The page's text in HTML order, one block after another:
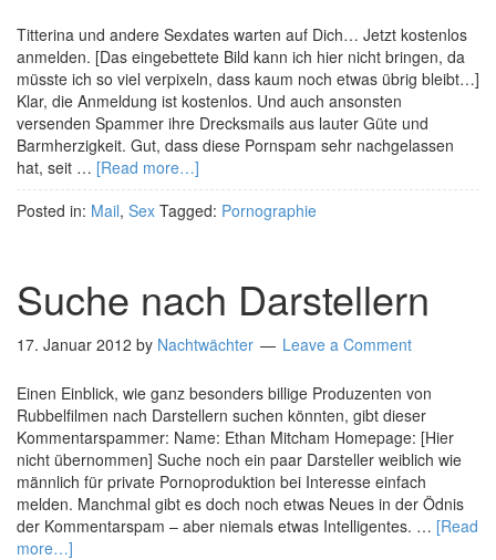
Titterina und andere Sexdates warten auf Dich… Jetzt kostenlos
anmelden. [Das eingebettete Bild kann ich hier nicht bringen, da
müsste ich so viel verpixeln, dass kaum noch etwas übrig bleibt…]
Klar, die Anmeldung ist kostenlos. Und auch ansonsten
versenden Spammer ihre Drecksmails aus lauter Güte und
Barmherzigkeit. Gut, dass diese Pornspam sehr nachgelassen
hat, seit … [Read more…]
Posted in: Mail, Sex Tagged: Pornographie
Suche nach Darstellern
17. Januar 2012 by Nachtwächter Leave a Comment
Einen Einblick, wie ganz besonders billige Produzenten von
Rubbelfilmen nach Darstellern suchen könnten, gibt dieser
Kommentarspammer: Name: Ethan Mitcham Homepage: [Hier
nicht übernommen] Suche noch ein paar Darsteller weiblich wie
männlich für private Pornoproduktion bei Interesse einfach
melden. Manchmal gibt es doch noch etwas Neues in der Ödnis
der Kommentarspam – aber niemals etwas Intelligentes. … [Read
more…]